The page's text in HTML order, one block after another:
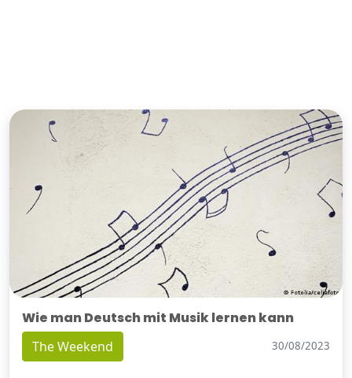
Wie man Deutsch mit Musik lernen kann
The Weekend 30/08/2023